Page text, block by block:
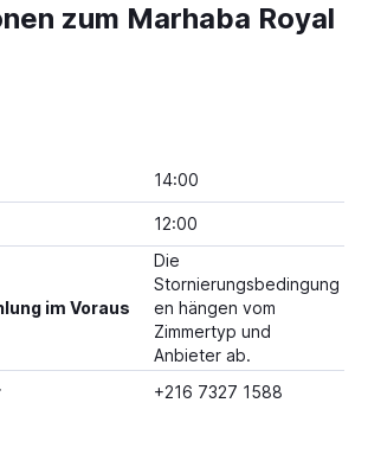
zum Marhaba Royal
14:00
12:00
im Voraus
Die
Stornierungsbedingung
en hängen vom
Zimmertyp und
Anbieter ab.
+216 7327 1588